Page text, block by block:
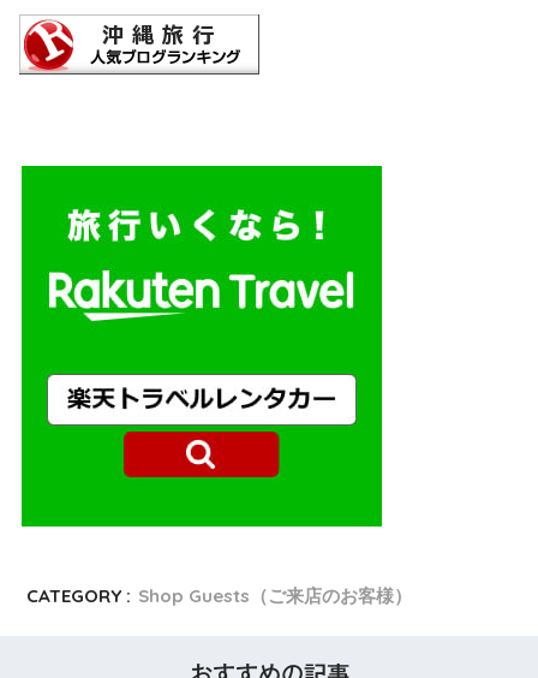
CATEGORY : Shop Guests（ご来店のお客様）